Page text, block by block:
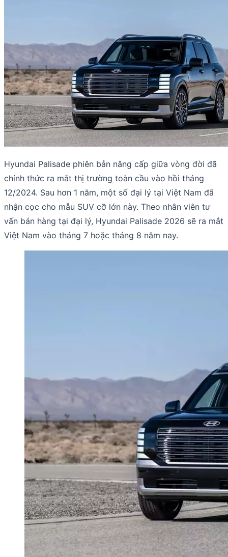
Hyundai Palisade phiên bản nâng cấp giữa vòng đời đã
chính thức ra mắt thị trường toàn cầu vào hồi tháng
12/2024. Sau hơn 1 năm, một số đại lý tại Việt Nam đã
nhận cọc cho mẫu SUV cỡ lớn này. Theo nhân viên tư
vấn bán hàng tại đại lý, Hyundai Palisade 2026 sẽ ra mắt
Việt Nam vào tháng 7 hoặc tháng 8 năm nay.